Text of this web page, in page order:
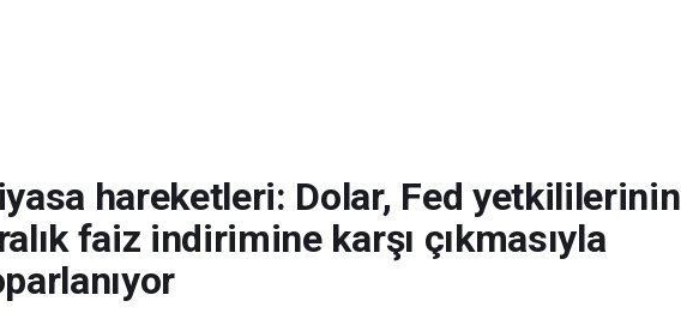
hareketleri: Dolar, Fed yetkililerinin
faiz indirimine karşı çıkmasıyla